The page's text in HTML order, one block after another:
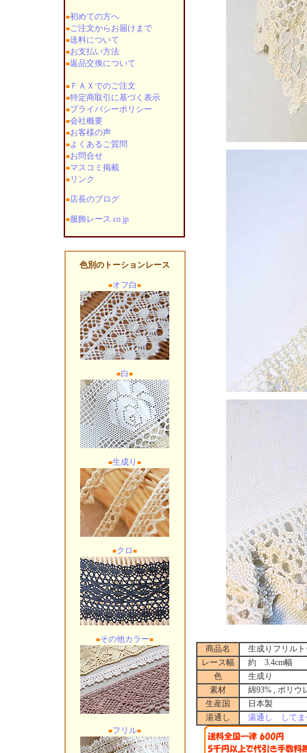
■初めての方へ
■ご注文からお届けまで
■送料について
■お支払い方法
■返品交換について
■ＦＡＸでのご注文
■特定商取引に基づく表示
■プライバシーポリシー
■会社概要
■お客様の声
■よくあるご質問
■お問合せ
■マスコミ掲載
■リンク
■店長のブログ
■服飾レース.co.jp
色別のトーションレース
■オフ白■
■白■
■生成り ■
■クロ■
■その他カラー■
■フリル■
商品名
生成りフリル
レース幅
約 3.4cm幅
色
生成り
素材
綿93% , ポリウ
生産国
日本製
湯通し
湯通し してま